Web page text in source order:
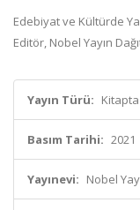
Edebiyat ve Kültürde
Editör, Nobel Yayın
Yayın Türü:
Basım Tarihi: 2021
Yayınevi: Nobel